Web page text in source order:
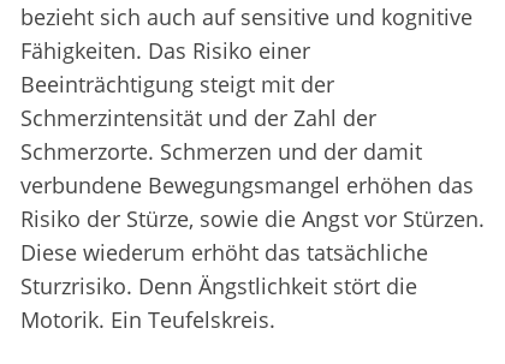
bezieht sich auch auf sensitive und kognitive
Fähigkeiten. Das Risiko einer
Beeinträchtigung steigt mit der
Schmerzintensität und der Zahl der
Schmerzorte. Schmerzen und der damit
verbundene Bewegungsmangel erhöhen das
Risiko der Stürze, sowie die Angst vor Stürzen.
Diese wiederum erhöht das tatsächliche
Sturzrisiko. Denn Ängstlichkeit stört die
Motorik. Ein Teufelskreis.